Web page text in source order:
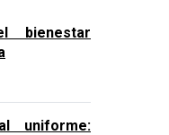
bienestar
uniforme: